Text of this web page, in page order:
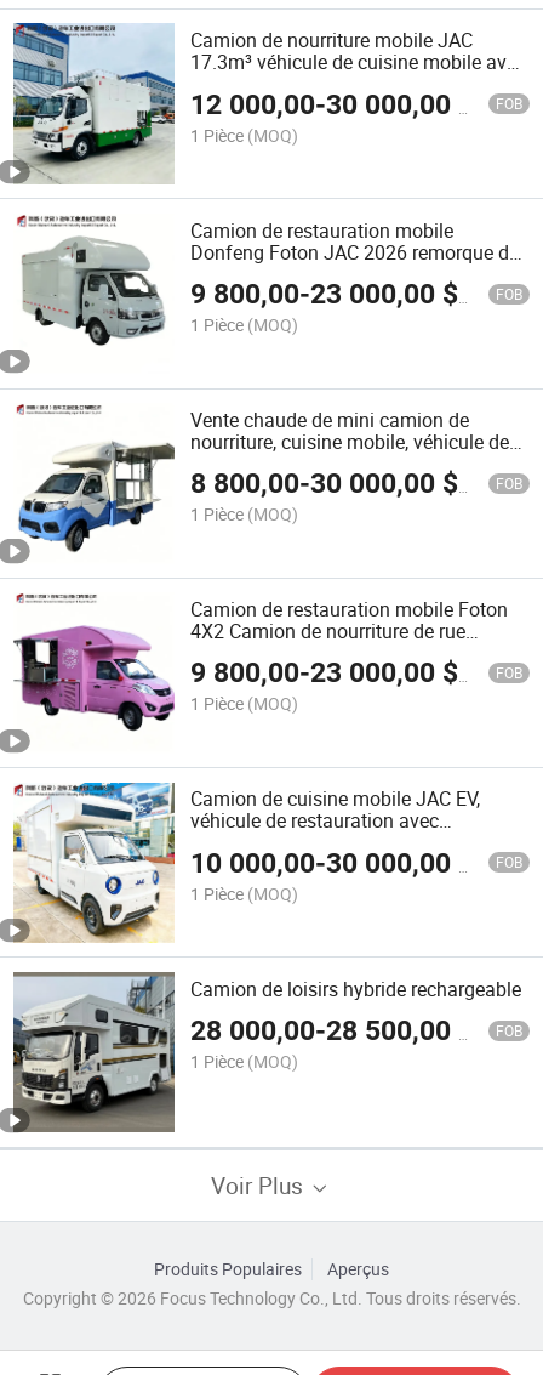
Camion de nourriture mobile JAC
17.3m³ véhicule de cuisine mobile avec
équipement de cuisine complet, idéal
pour les collations, la glace et le service
de restauration mobile de nourriture de
12 000,00-30 000,00 FOB
1 Pièce (MOQ)
Camion de restauration mobile
Donfeng Foton JAC 2026 remorque de
restauration isolée véhicule de cuisine
personnalisé avec auvents rabattables
cuisine complète pour restauration
rapide, glace, collation
9 800,00-23 000,00 $US FOB
1 Pièce (MOQ)
Vente chaude de mini camion de
nourriture, cuisine mobile, véhicule de
restauration pour crème glacée,
hamburgers, tacos, en-cas en plein air,
ventes de poulet frit, équipement
personnalisable
8 800,00-30 000,00 $US FOB
1 Pièce (MOQ)
Camion de restauration mobile Foton
4X2 Camion de nourriture de rue
Camion de restauration rapide Fourgon
de traiteur Personnalisable Camion de
snacks Café Camion de crème glacée
avec équipement de cuisine Restaurant
9 800,00-23 000,00 $US FOB
1 Pièce (MOQ)
Camion de cuisine mobile JAC EV,
véhicule de restauration avec
vente de café, poulet frit, crème glacée,
jus, sandwich
10 000,00-30 000,00 FOB
1 Pièce (MOQ)
Camion de loisirs hybride rechargeable
28 000,00-28 500,00 FOB
1 Pièce (MOQ)
Voir Plus
Produits Populaires
Aperçus
Copyright © 2026 Focus Technology Co., Ltd. Tous droits réservés.